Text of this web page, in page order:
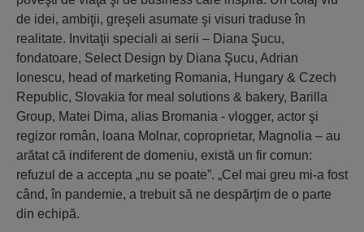
de idei, ambiţii, greşeli asumate şi visuri traduse în
realitate. Invitaţii speciali ai serii – Diana Şucu,
fondatoare, Select Design by Diana Şucu, Adrian
lonescu, head of marketing Romania, Hungary & Czech
Republic, Slovakia for meal solutions & bakery, Barilla
Group, Matei Dima, alias Bromania - vlogger, actor şi
regizor român, loana Molnar, coproprietar, Magnolia – au
arătat că indiferent de domeniu, există un fir comun:
refuzul de a accepta „nu se poate”. „Cel mai greu mi-a fost
când, în pandemie, a trebuit să ne despărţim de o parte
din echipă.